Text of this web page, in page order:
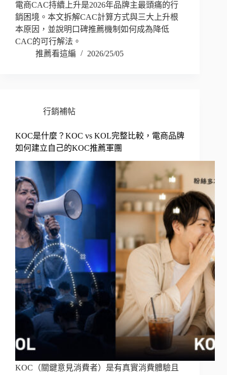
電商CAC持續上升是2026年品牌主最頭痛的行
銷困境。本文拆解CAC計算方式與三大上升根
本原因，並說明口碑推薦機制如何成為降低
CAC的可行解法。
推薦看這編
2026/25/05
行銷補帖
KOC是什麼？KOC vs KOL完整比較，電商品牌
如何建立自己的KOC推薦軍團
KOC（關鍵意見消費者）是有真實消費體驗且